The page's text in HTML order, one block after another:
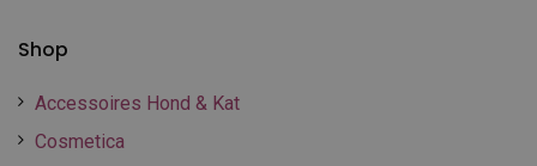
Shop
Accessoires Hond & Kat
Cosmetica